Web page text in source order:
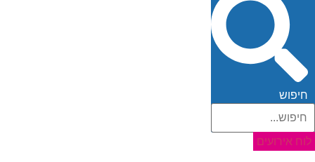
חיפוש
לוח אירועים